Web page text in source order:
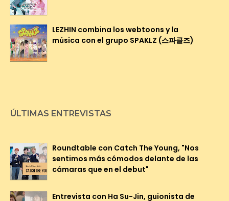
LEZHIN combina los webtoons y la
música con el grupo SPAKLZ (스파클즈)
ÚLTIMAS ENTREVISTAS
Roundtable con Catch The Young, "Nos
sentimos más cómodos delante de las
cámaras que en el debut"
Entrevista con Ha Su-Jin, guionista de